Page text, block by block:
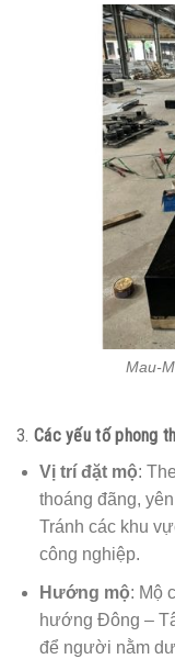
Mau-
3. Các yếu tố phong
Vị trí đặt mộ:
thoáng đãng,
Tránh các khu
công nghiệp.
Hướng mộ: Mộ
hướng Đông –
để người nằm